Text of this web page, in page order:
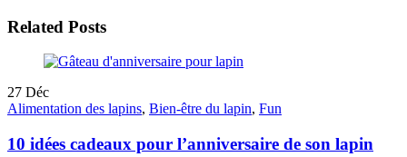
Related Posts
27 Déc
Alimentation des lapins, Bien-être du lapin, Fun
10 idées cadeaux pour l’anniversaire de son lapin